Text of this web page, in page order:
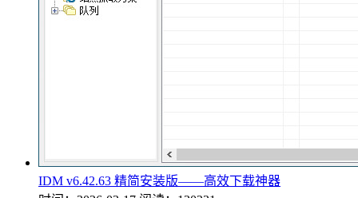
IDM v6.42.63 精简安装版——高效下载神器